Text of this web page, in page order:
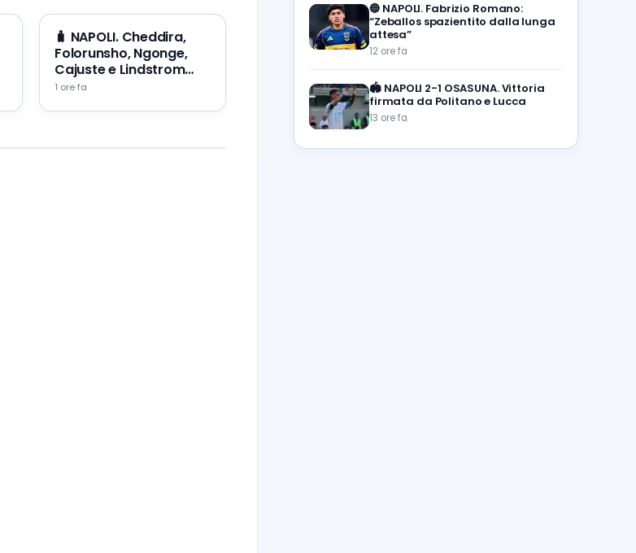
🧳 NAPOLI. Cheddira,
Folorunsho, Ngonge,
Cajuste e Lindstrom
cercano un’uscita
1 ore fa
🔵 NAPOLI. Fabrizio Romano:
“Zeballos spazientito dalla lunga
attesa”
12 ore fa
🏟️ NAPOLI 2-1 OSASUNA. Vittoria
firmata da Politano e Lucca
13 ore fa